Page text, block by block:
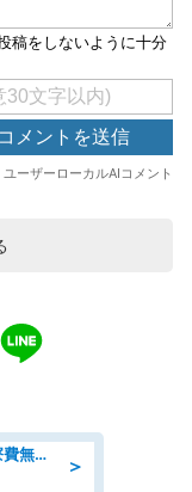
＞
組立・組付け/高収入/日払いOK/寮費無料/交替制/20・30・40代活躍中